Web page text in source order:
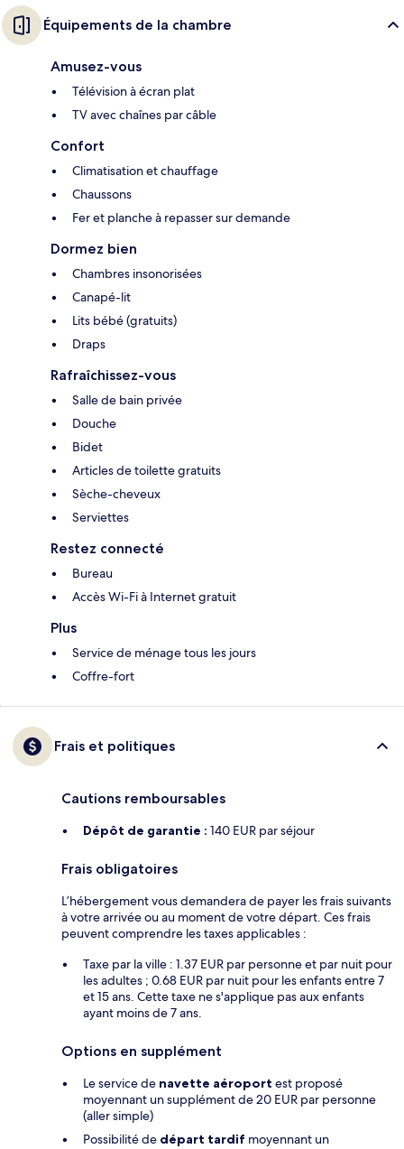
Équipements de la chambre
Amusez-vous
Télévision à écran plat
TV avec chaînes par câble
Confort
Climatisation et chauffage
Chaussons
Fer et planche à repasser sur demande
Dormez bien
Chambres insonorisées
Canapé-lit
Lits bébé (gratuits)
Draps
Rafraîchissez-vous
Salle de bain privée
Douche
Bidet
Articles de toilette gratuits
Sèche-cheveux
Serviettes
Restez connecté
Bureau
Accès Wi-Fi à Internet gratuit
Plus
Service de ménage tous les jours
Coffre-fort
Frais et politiques
Cautions remboursables
Dépôt de garantie : 140 EUR par séjour
Frais obligatoires
L’hébergement vous demandera de payer les frais suivants
à votre arrivée ou au moment de votre départ. Ces frais
peuvent comprendre les taxes applicables :
Taxe par la ville : 1.37 EUR par personne et par nuit pour
les adultes ; 0.68 EUR par nuit pour les enfants entre 7
et 15 ans. Cette taxe ne s'applique pas aux enfants
ayant moins de 7 ans.
Options en supplément
Le service de navette aéroport est proposé
moyennant un supplément de 20 EUR par personne
(aller simple)
Possibilité de départ tardif moyennant un